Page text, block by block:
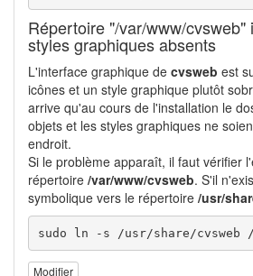
Répertoire "/var/www/cvsweb"
styles graphiques absents
L'interface graphique de cvsweb est
icônes et un style graphique plutôt
arrive qu'au cours de l'installation le
objets et les styles graphiques ne
endroit.
Si le problème apparaît, il faut vérifier
répertoire /var/www/cvsweb. S'il
symbolique vers le répertoire /usr/
sudo ln -s /usr/share/cvsweb /
Modifier